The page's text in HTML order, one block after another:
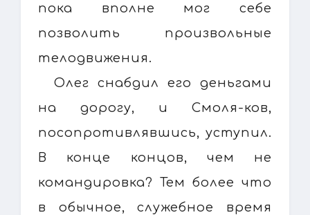
пока вполне мог себе
позволить произвольные
телодвижения.
Олег снабдил его деньгами
на дорогу, и Смоля-ков,
посопротивлявшись, уступил.
В конце концов, чем не
командировка? Тем более что
в обычное, служебное время